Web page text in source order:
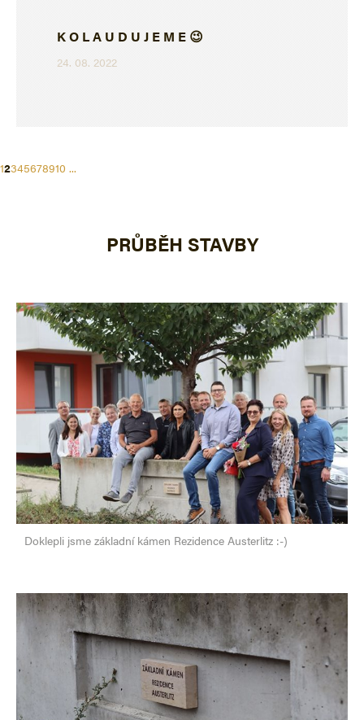
K O L A U D U J E M E 😉
24. 08. 2022
12345678910 ...
PRŮBĚH STAVBY
Doklepli jsme základní kámen Rezidence Austerlitz :-)